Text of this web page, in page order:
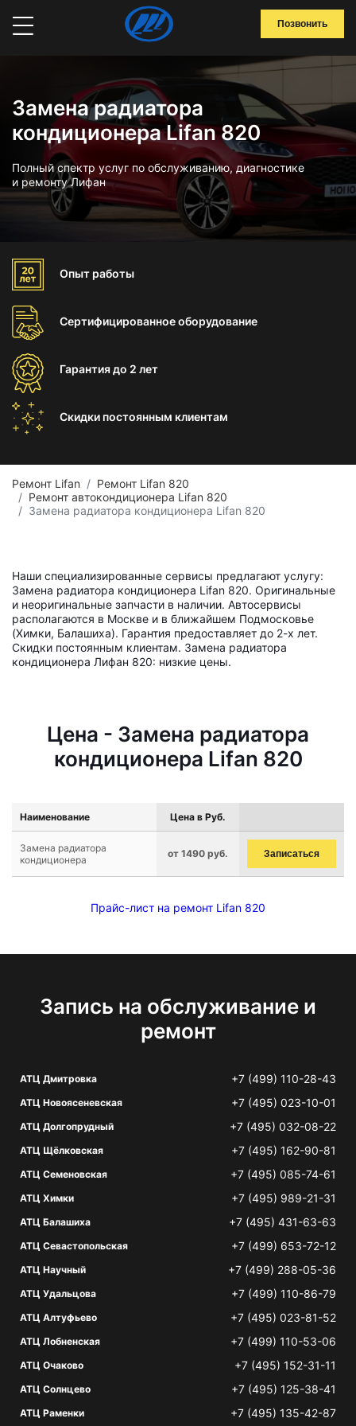
Позвонить
Замена радиатора
кондиционера Lifan 820
Полный спектр услуг по обслуживанию, диагностике
и ремонту Лифан
Опыт работы
Сертифицированноеоборудование
Гарантиядо 2 лет
Скидки постоянным клиентам
Ремонт Lifan
Ремонт Lifan 820
Ремонт автокондиционера Lifan 820
Замена радиатора кондиционера Lifan 820
Наши специализированные сервисы предлагают услугу:
Замена радиатора кондиционера Lifan 820. Оригинальные
и неоригинальные запчасти в наличии. Автосервисы
располагаются в Москве и в ближайшем Подмосковье
(Химки, Балашиха). Гарантия предоставляет до 2-х лет.
Скидки постоянным клиентам. Замена радиатора
кондиционера Лифан 820: низкие цены.
Цена - Замена радиатора
кондиционера Lifan 820
Наименование Цена в Руб.
Замена радиатора
кондиционера
от 1490 руб. Записаться
Прайс-лист на ремонт Lifan 820
Запись на обслуживание и
ремонт
АТЦ Дмитровка +7 (499) 110-28-43
АТЦ Новоясеневская +7 (495) 023-10-01
АТЦ Долгопрудный +7 (495) 032-08-22
АТЦ Щёлковская +7 (495) 162-90-81
АТЦ Семеновская +7 (495) 085-74-61
АТЦ Химки +7 (495) 989-21-31
АТЦ Балашиха +7 (495) 431-63-63
АТЦ Севастопольская +7 (499) 653-72-12
АТЦ Научный +7 (499) 288-05-36
АТЦ Удальцова +7 (499) 110-86-79
АТЦ Алтуфьево +7 (495) 023-81-52
АТЦ Лобненская +7 (499) 110-53-06
АТЦ Очаково +7 (495) 152-31-11
АТЦ Солнцево +7 (495) 125-38-41
АТЦ Раменки +7 (495) 135-42-87